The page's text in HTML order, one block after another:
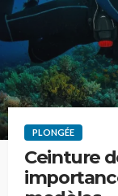
PLONGÉE
Ceinture